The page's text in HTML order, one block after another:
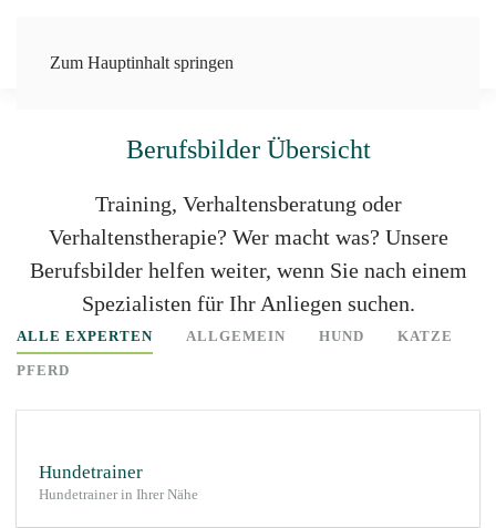
Zum Hauptinhalt springen
Berufsbilder Übersicht
Training, Verhaltensberatung oder
Verhaltenstherapie? Wer macht was? Unsere
Berufsbilder helfen weiter, wenn Sie nach einem
Spezialisten für Ihr Anliegen suchen.
ALLE EXPERTEN ALLGEMEIN HUND KATZE
PFERD
Hundetrainer
Hundetrainer in Ihrer Nähe